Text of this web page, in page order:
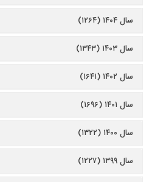
سال ۱۴۰۴ (۱۲۶۴)
سال ۱۴۰۳ (۱۳۴۳)
سال ۱۴۰۲ (۱۶۴۱)
سال ۱۴۰۱ (۱۶۹۶)
سال ۱۴۰۰ (۱۳۲۲)
سال ۱۳۹۹ (۱۲۲۷)